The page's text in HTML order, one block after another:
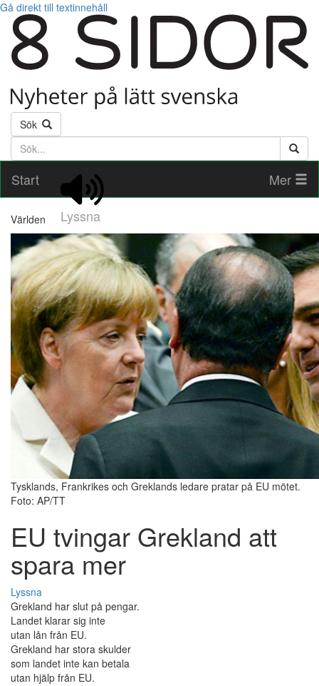
Gå direkt till textinnehåll
Sök
Söktext
Start
Lyssna
Mer
Världen
Tysklands, Frankrikes och Greklands ledare pratar på EU mötet.
Foto: AP/TT
EU tvingar Grekland att
spara mer
Lyssna
Grekland har slut på pengar.
Landet klarar sig inte
utan lån från EU.
Grekland har stora skulder
som landet inte kan betala
utan hjälp från EU.